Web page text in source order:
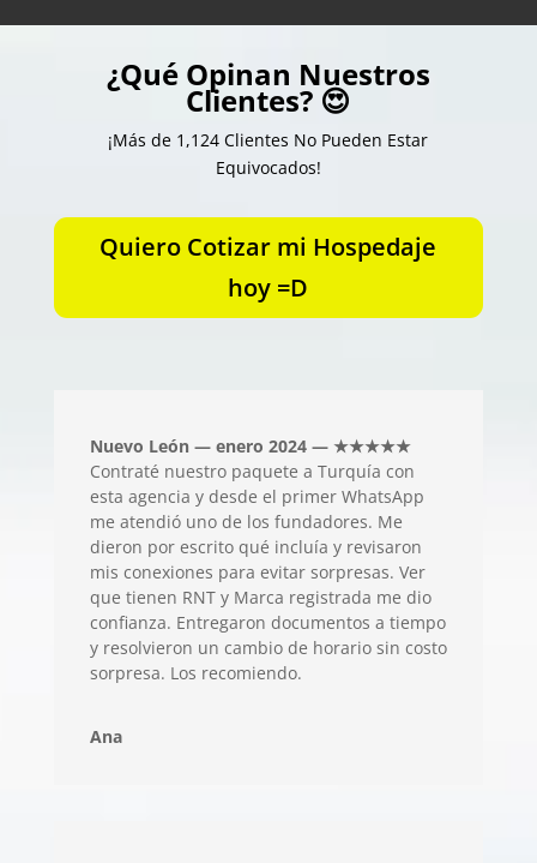
¿Qué Opinan Nuestros
Clientes? 😍
¡Más de 1,124 Clientes No Pueden Estar
Equivocados!
Quiero Cotizar mi Hospedaje
hoy =D
Nuevo León — enero 2024 — ★★★★★
Contraté nuestro paquete a Turquía con
esta agencia y desde el primer WhatsApp
me atendió uno de los fundadores. Me
dieron por escrito qué incluía y revisaron
mis conexiones para evitar sorpresas. Ver
que tienen RNT y Marca registrada me dio
confianza. Entregaron documentos a tiempo
y resolvieron un cambio de horario sin costo
sorpresa. Los recomiendo.
Ana